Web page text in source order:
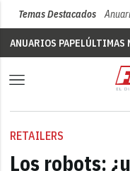
Temas Destacados
ANUARIOS PAPELÚLTIMAS
RETAILERS
Los robots: